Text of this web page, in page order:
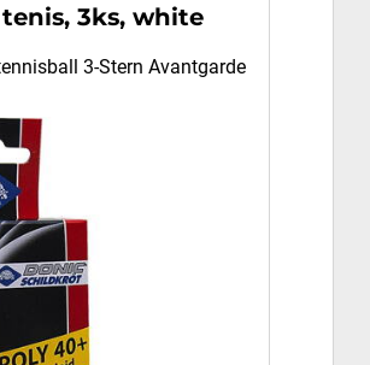
3ks, white
3-Stern Avantgarde